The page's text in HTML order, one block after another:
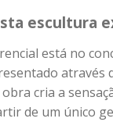
escultura
está no
através
cria a
de um único